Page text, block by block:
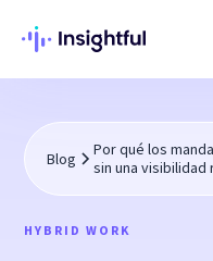
Blog
Por qué los
sin una visibilidad
HYBRID WORK